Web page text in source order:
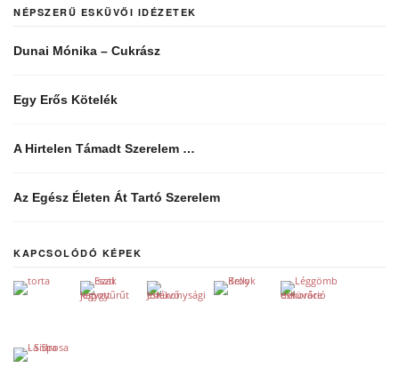
NÉPSZERŰ ESKÜVŐI IDÉZETEK
Dunai Mónika – Cukrász
Egy Erős Kötelék
A Hirtelen Támadt Szerelem …
Az Egész Életen Át Tartó Szerelem
KAPCSOLÓDÓ KÉPEK